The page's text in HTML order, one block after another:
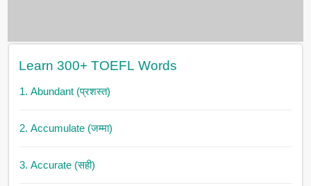
Learn 300+ TOEFL Words
1. Abundant (प्रशस्त)
2. Accumulate (जम्मा)
3. Accurate (सही)